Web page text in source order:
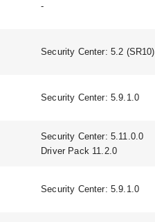
-
Security Center: 5.2 (SR10)
Security Center: 5.9.1.0
Security Center: 5.11.0.0
Driver Pack 11.2.0
Security Center: 5.9.1.0